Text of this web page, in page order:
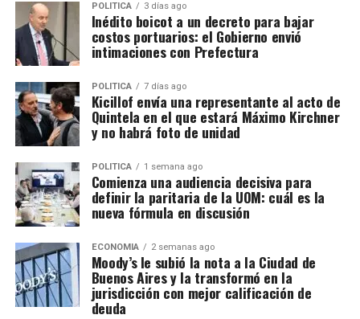
POLITICA 3 días ago
Inédito boicot a un decreto para bajar
costos portuarios: el Gobierno envió
intimaciones con Prefectura
POLITICA 7 días ago
Kicillof envía una representante al acto de
Quintela en el que estará Máximo Kirchner
y no habrá foto de unidad
POLITICA 1 semana ago
Comienza una audiencia decisiva para
definir la paritaria de la UOM: cuál es la
nueva fórmula en discusión
ECONOMIA 2 semanas ago
Moody’s le subió la nota a la Ciudad de
Buenos Aires y la transformó en la
jurisdicción con mejor calificación de
deuda